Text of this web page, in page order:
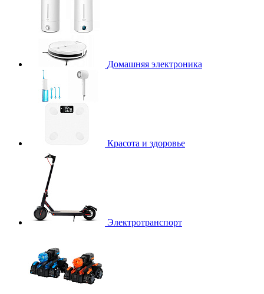
Домашняя электроника
Красота и здоровье
Электротранспорт